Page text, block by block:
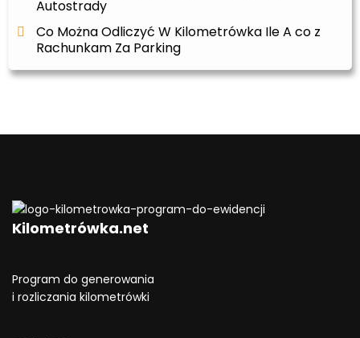
Autostrady
Co Można Odliczyć W Kilometrówka Ile A co z
Rachunkam Za Parking
Kilometrówka.net
Program do generowania
i rozliczania kilometrówki